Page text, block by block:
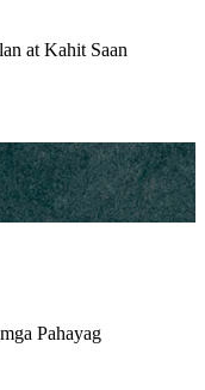
at Kahit Saan
Pahayag